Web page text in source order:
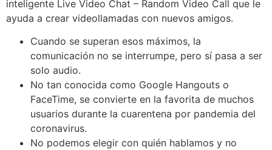
inteligente Live Video Chat – Random Video Call que le
ayuda a crear videollamadas con nuevos amigos.
Cuando se superan esos máximos, la
comunicación no se interrumpe, pero sí pasa a ser
solo audio.
No tan conocida como Google Hangouts o
FaceTime, se convierte en la favorita de muchos
usuarios durante la cuarentena por pandemia del
coronavirus.
No podemos elegir con quién hablamos y no